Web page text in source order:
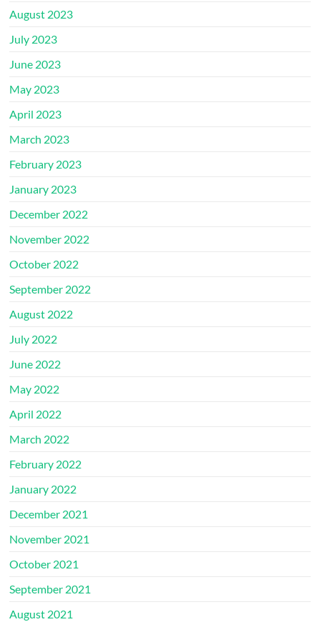
August 2023
July 2023
June 2023
May 2023
April 2023
March 2023
February 2023
January 2023
December 2022
November 2022
October 2022
September 2022
August 2022
July 2022
June 2022
May 2022
April 2022
March 2022
February 2022
January 2022
December 2021
November 2021
October 2021
September 2021
August 2021